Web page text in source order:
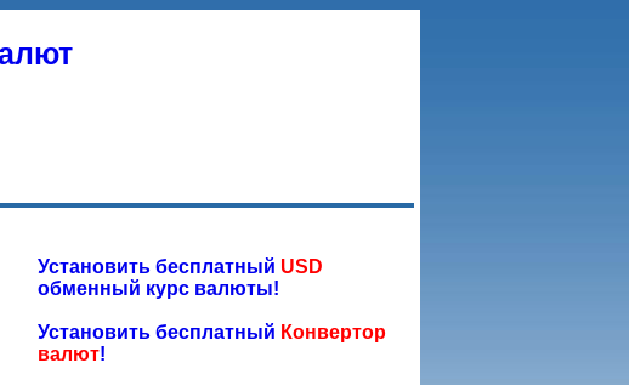
Установить бесплатный USD
обменный курс валюты!
Установить бесплатный Конвертор
валют!